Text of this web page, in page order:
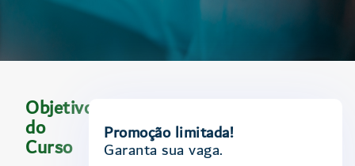
Objetivo
do
Curso Promoção limitada!
Garanta sua vaga.